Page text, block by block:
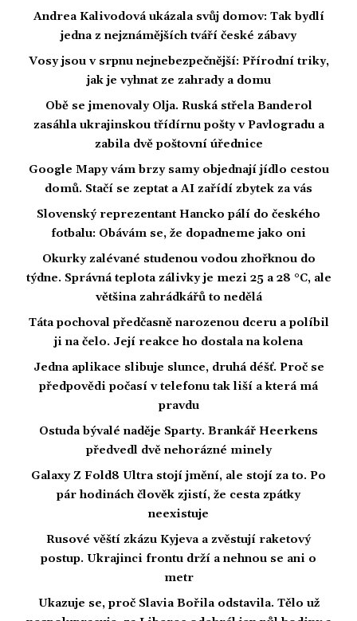
Andrea Kalivodová ukázala svůj domov: Tak bydlí
jedna z nejznámějších tváří české zábavy
Vosy jsou v srpnu nejnebezpečnější: Přírodní triky,
jak je vyhnat ze zahrady a domu
Obě se jmenovaly Olja. Ruská střela Banderol
zasáhla ukrajinskou třídírnu pošty v Pavlogradu a
zabila dvě poštovní úřednice
Google Mapy vám brzy samy objednají jídlo cestou
domů. Stačí se zeptat a AI zařídí zbytek za vás
Slovenský reprezentant Hancko pálí do českého
fotbalu: Obávám se, že dopadneme jako oni
Okurky zalévané studenou vodou zhořknou do
týdne. Správná teplota zálivky je mezi 25 a 28 °C, ale
většina zahrádkářů to nedělá
Táta pochoval předčasně narozenou dceru a políbil
ji na čelo. Její reakce ho dostala na kolena
Jedna aplikace slibuje slunce, druhá déšť. Proč se
předpovědi počasí v telefonu tak liší a která má
pravdu
Ostuda bývalé naděje Sparty. Brankář Heerkens
předvedl dvě nehorázné minely
Galaxy Z Fold8 Ultra stojí jmění, ale stojí za to. Po
pár hodinách člověk zjistí, že cesta zpátky
neexistuje
Rusové věští zkázu Kyjeva a zvěstují raketový
postup. Ukrajinci frontu drží a nehnou se ani o
metr
Ukazuje se, proč Slavia Bořila odstavila. Tělo už